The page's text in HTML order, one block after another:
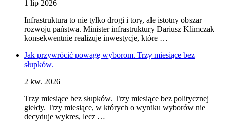
1 lip 2026
Infrastruktura to nie tylko drogi i tory, ale istotny obszar
rozwoju państwa. Minister infrastruktury Dariusz Klimczak
konsekwentnie realizuje inwestycje, które …
Jak przywrócić powagę wyborom. Trzy miesiące bez
słupków.
2 kw. 2026
Trzy miesiące bez słupków. Trzy miesiące bez politycznej
giełdy. Trzy miesiące, w których o wyniku wyborów nie
decyduje wykres, lecz …